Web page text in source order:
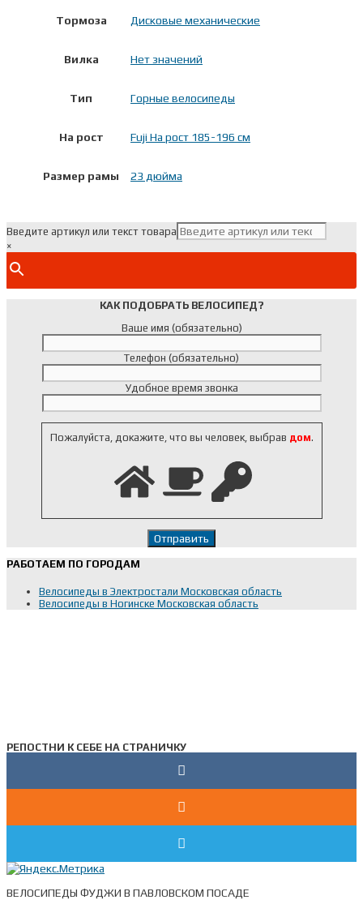
Тормоза Дисковые механические
Вилка Нет значений
Тип Горные велосипеды
На рост Fuji На рост 185-196 см
Размер рамы 23 дюйма
Введите артикул или текст товара
×
КАК ПОДОБРАТЬ ВЕЛОСИПЕД?
Ваше имя (обязательно)
Телефон (обязательно)
Удобное время звонка
Пожалуйста, докажите, что вы человек, выбрав дом.
РАБОТАЕМ ПО ГОРОДАМ
Велосипеды в Электростали Московская область
Велосипеды в Ногинске Московская область
РЕПОСТНИ К СЕБЕ НА СТРАНИЧКУ
ВЕЛОСИПЕДЫ ФУДЖИ В ПАВЛОВСКОМ ПОСАДЕ